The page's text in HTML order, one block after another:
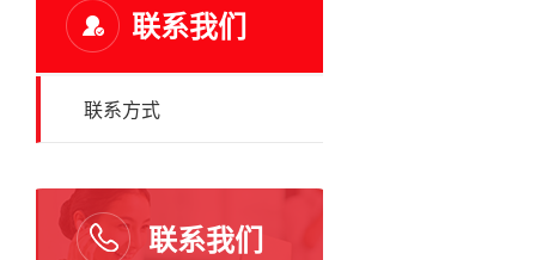
联系我们
联系方式
联系我们